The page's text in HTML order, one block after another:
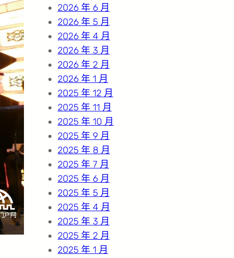
2026 年 6 月
2026 年 5 月
2026 年 4 月
2026 年 3 月
2026 年 2 月
2026 年 1 月
2025 年 12 月
2025 年 11 月
2025 年 10 月
2025 年 9 月
2025 年 8 月
2025 年 7 月
2025 年 6 月
2025 年 5 月
2025 年 4 月
2025 年 3 月
2025 年 2 月
2025 年 1 月